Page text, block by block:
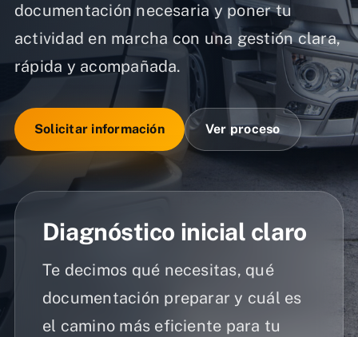
documentación necesaria y poner tu
actividad en marcha con una gestión clara,
rápida y acompañada.
Solicitar información Ver proceso
Diagnóstico inicial claro
Te decimos qué necesitas, qué
documentación preparar y cuál es
el camino más eficiente para tu